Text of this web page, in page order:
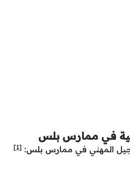
في ممارس بلس
المهني في ممارس بلس: [1]